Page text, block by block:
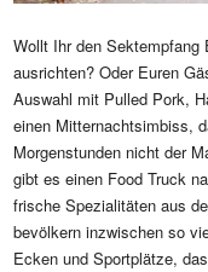
Wollt Ihr den Sektempfang
ausrichten? Oder Euren
Auswahl mit Pulled Pork,
einen Mitternachtsimbiss,
Morgenstunden nicht der
gibt es einen Food Truck
frische Spezialitäten aus
bevölkern inzwischen so
Ecken und Sportplätze,